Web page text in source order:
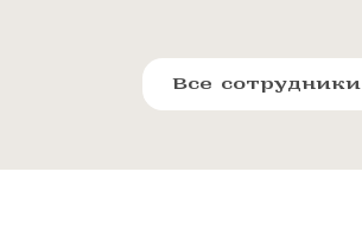
Все сотрудники